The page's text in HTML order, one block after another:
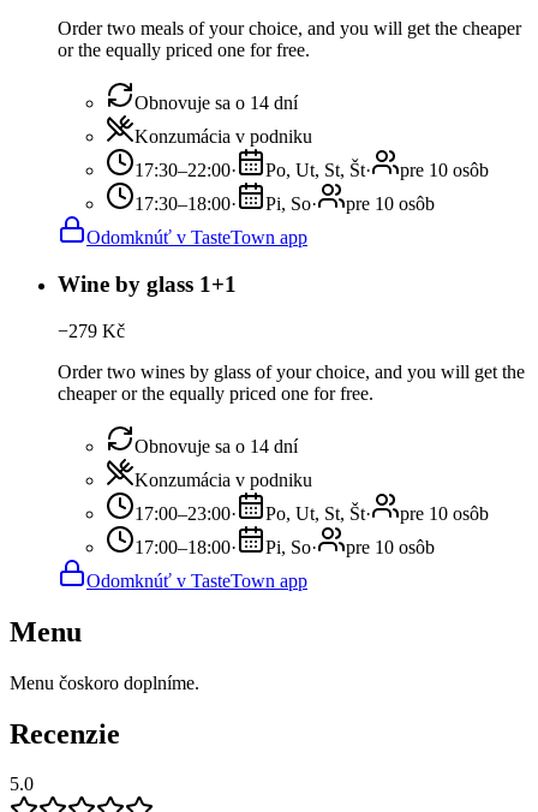
Order two meals of your choice, and you will get the cheaper
or the equally priced one for free.
Obnovuje sa o 14 dní
Konzumácia v podniku
17:30–22:00· Po, Ut, St, Št·
pre 10 osôb
17:30–18:00· Pi, So·
pre 10 osôb
Odomknúť v TasteTown app
Wine by glass 1+1
−279 Kč
Order two wines by glass of your choice, and you will get the
cheaper or the equally priced one for free.
Obnovuje sa o 14 dní
Konzumácia v podniku
17:00–23:00· Po, Ut, St, Št·
pre 10 osôb
17:00–18:00· Pi, So·
pre 10 osôb
Odomknúť v TasteTown app
Menu
Menu čoskoro doplníme.
Recenzie
5.0